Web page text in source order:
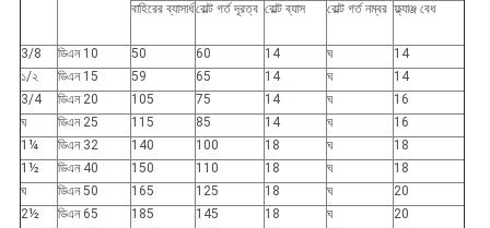
বাহিরের ব্যাসার্ধবোল্ট গর্ত দূরত্ব বোল্ট ব্যাস বোল্ট গর্ত নম্বর ফ্ল্যাঞ্জ বেধ
3/8 ডিএন 10 50 60 14 ঘ
14
১/২
ডিএন 15 59 65 14 ঘ
14
3/4
ডিএন 20 105 75 14 ঘ
16
ঘ
ডিএন 25 115 85 14 ঘ
16
1¼
ডিএন 32 140 100 18 ঘ
18
1½
ডিএন 40 150 110 18 ঘ
18
ঘ
ডিএন 50 165 125 18 ঘ
20
2½
ডিএন 65 185 145 18 ঘ
20